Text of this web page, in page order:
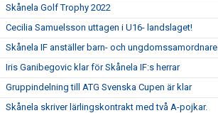
Skånela Golf Trophy 2022
Cecilia Samuelsson uttagen i U16- landslaget!
Skånela IF anställer barn- och ungdomssamordnare.
Iris Ganibegovic klar för Skånela IF:s herrar
Gruppindelning till ATG Svenska Cupen är klar
Skånela skriver lärlingskontrakt med två A-pojkar.